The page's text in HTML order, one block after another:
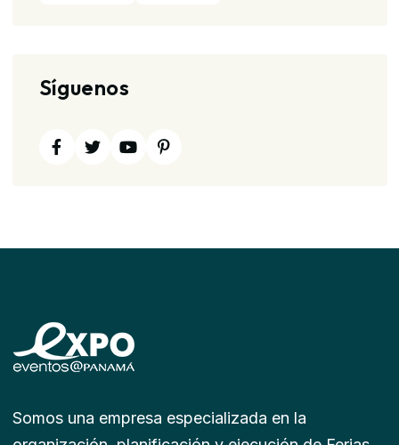
Síguenos
Somos una empresa especializada en la